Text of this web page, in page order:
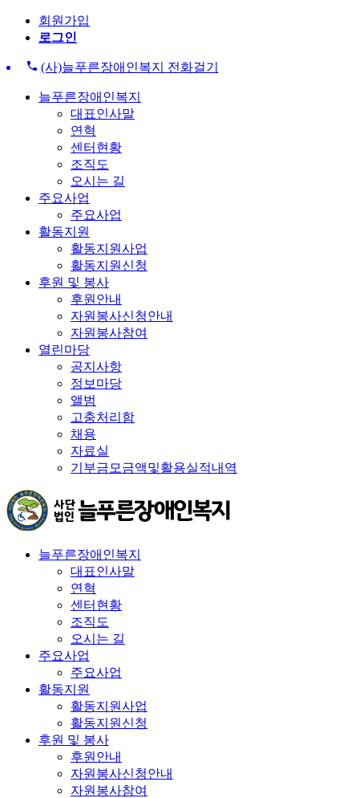
회원가입
로그인
(사)늘푸른장애인복지 전화걸기
늘푸른장애인복지
대표인사말
연혁
센터현황
조직도
오시는 길
주요사업
주요사업
활동지원
활동지원사업
활동지원신청
후원 및 봉사
후원안내
자원봉사신청안내
자원봉사참여
열린마당
공지사항
정보마당
앨범
고충처리함
채용
자료실
기부금모금액및활용실적내역
늘푸른장애인복지
대표인사말
연혁
센터현황
조직도
오시는 길
주요사업
주요사업
활동지원
활동지원사업
활동지원신청
후원 및 봉사
후원안내
자원봉사신청안내
자원봉사참여